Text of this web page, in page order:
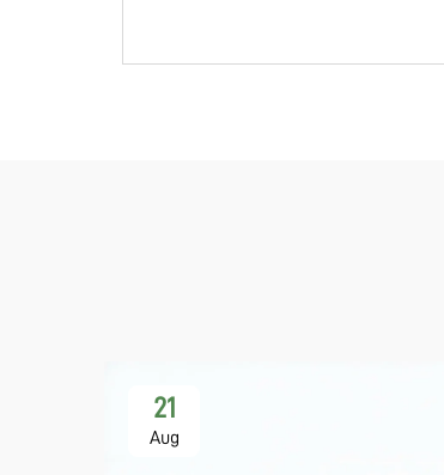
21
Aug